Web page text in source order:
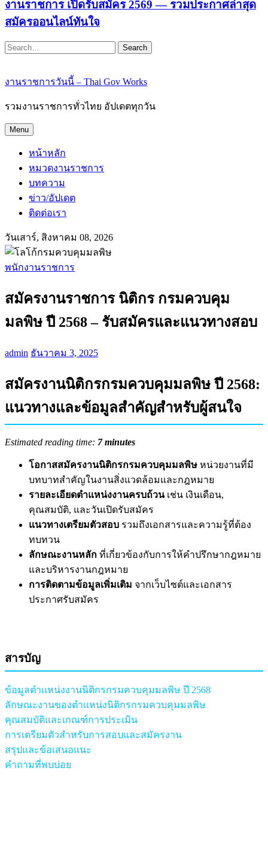
งานราชการ เปิดรับสมัคร 2569 — รวมประกาศล่าสุด
สมัครออนไลน์ทันใจ
Search
งานราชการวันนี้ – Thai Gov Works
รวมงานราชการทั่วไทย อัปเดตทุกวัน
Menu
หน้าหลัก
หมวดงานราชการ
บทความ
ข่าว/อัปเดต
ติดต่อเรา
วันเสาร์, สิงหาคม 08, 2026
พนักงานราชการ
สมัครงานราชการ นิติกร กรมควบคุม
มลพิษ ปี 2568 – รับสมัครและแนวทางสอบ
admin ธันวาคม 3, 2025
สมัครงานนิติกรกรมควบคุมมลพิษ ปี 2568:
แนวทางและข้อมูลสำคัญสำหรับผู้สนใจ
Estimated reading time: 7 minutes
โอกาสสมัครงานนิติกรกรมควบคุมมลพิษ หน่วยงานที่มี
บทบาทสำคัญในงานสิ่งแวดล้อมและกฎหมาย
รายละเอียดตำแหน่งงานครบถ้วนเช่น เงินเดือน,
คุณสมบัติ, และวันเปิดรับสมัคร
แนวทางเตรียมตัวสอบ รวมถึงเอกสารและความรู้ที่ต้อง
ทบทวน
ลักษณะงานหลัก ที่เกี่ยวข้องกับการให้คำปรึกษากฎหมาย
และบริหารงานกฎหมาย
การติดตามข้อมูลเพิ่มเติม จากเว็บไซต์และเอกสาร
ประกาศรับสมัคร
สารบัญ
ข้อมูลตำแหน่งงานนิติกรกรมควบคุมมลพิษ ปี 2568
ลักษณะงานของตำแหน่งนิติกรกรมควบคุมมลพิษ
คุณสมบัติและเกณฑ์การประเมิน
การเตรียมตัวสำหรับการสอบและสมัครงาน
สรุปและข้อเสนอแนะ
คำถามที่พบบ่อย